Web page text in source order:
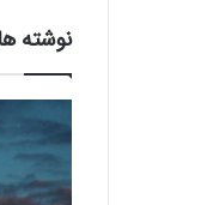
ه
ر
ب
ا
ن
نوشته